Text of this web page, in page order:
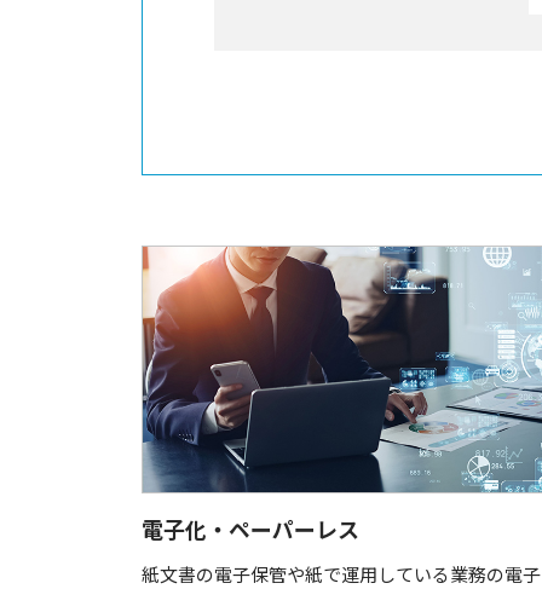
電子化・ペーパーレス
紙文書の電子保管や紙で運用している業務の電子